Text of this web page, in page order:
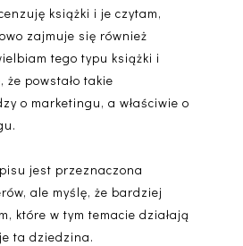
książki i je czytam,
zajmuje się również
tego typu książki i
że powstało takie
o marketingu, a właściwie o
jest przeznaczona
ale myślę, że bardziej
które w tym temacie działają
ta dziedzina.